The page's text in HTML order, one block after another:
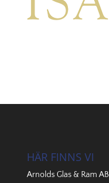
HÄR FINNS VI
Arnolds Glas & Ram AB